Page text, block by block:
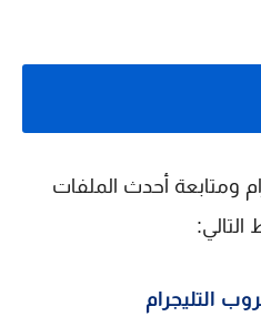
ومتابعة أحدث الملفات
التليجرام